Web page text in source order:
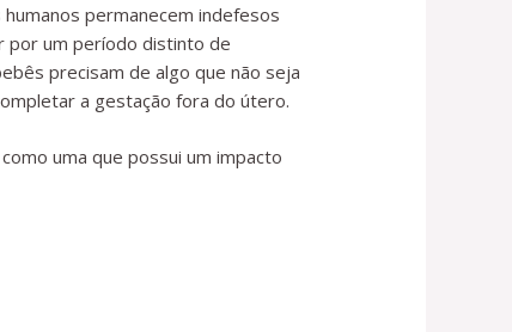
permanecem indefesos
por um período distinto de
precisam de algo que não seja
a gestação fora do útero.
uma que possui um impacto